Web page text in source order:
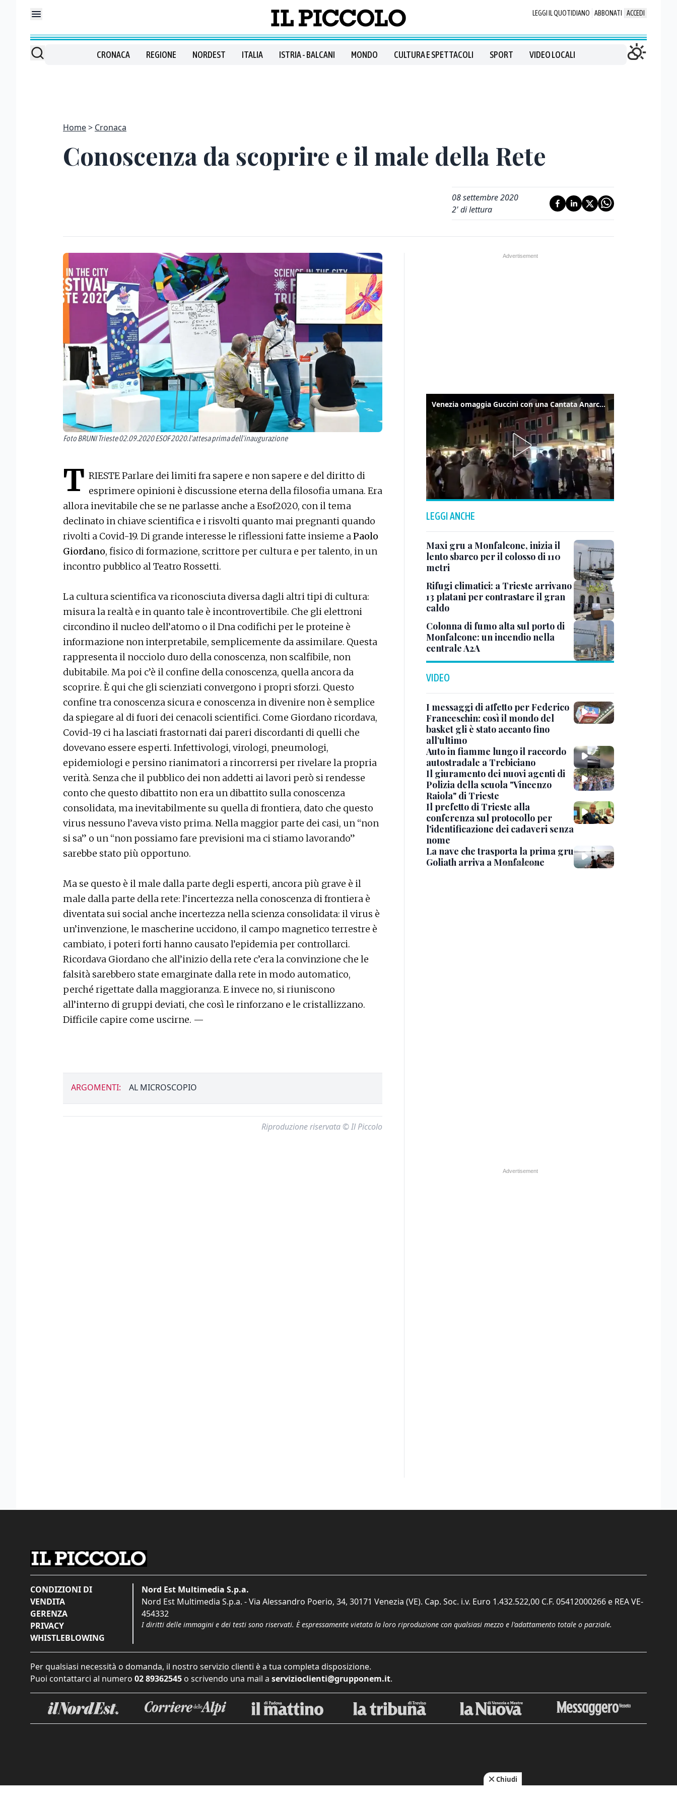
LEGGI IL QUOTIDIANO ABBONATI ACCEDI
CRONACA REGIONE NORDEST ITALIA ISTRIA - BALCANI MONDO CULTURA E SPETTACOLI SPORT VIDEO LOCALI
Home Cronaca
Conoscenza da scoprire e il male della Rete
08 settembre 2020
2' di lettura
Foto BRUNI Trieste 02.09.2020 ESOF 2020.l'attesa prima dell'inaugurazione
T RIESTE Parlare dei limiti fra sapere e non sapere e del diritto di
esprimere opinioni è discussione eterna della filosofia umana. Era
allora inevitabile che se ne parlasse anche a Esof2020, con il tema
declinato in chiave scientifica e i risvolti quanto mai pregnanti quando
rivolti a Covid-19. Di grande interesse le riflessioni fatte insieme aPaolo
Giordano, fisico di formazione, scrittore per cultura e per talento, in un
incontro pubblico al Teatro Rossetti.
La cultura scientifica va riconosciuta diversa dagli altri tipi di cultura:
misura la realtà e in quanto tale è incontrovertibile. Che gli elettroni
circondino il nucleo dell’atomo o il Dna codifichi per le proteine è
informazione non interpretabile, semplicemente da assimilare. Questa
rappresenta il nocciolo duro della conoscenza, non scalfibile, non
dubitabile. Ma poi c’è il confine della conoscenza, quella ancora da
scoprire. È qui che gli scienziati convergono i propri sforzi. Questo
confine tra conoscenza sicura e conoscenza in divenire non è semplice
da spiegare al di fuori dei cenacoli scientifici. Come Giordano ricordava,
Covid-19 ci ha lasciati frastornati dai pareri discordanti di quelli che
dovevano essere esperti. Infettivologi, virologi, pneumologi,
epidemiologi e persino rianimatori a rincorrersi per rivelare la propria
verità. Senza che il pubblico dei non addetti ai lavori però si rendesse
conto che questo dibattito non era un dibattito sulla conoscenza
consolidata, ma inevitabilmente su quella di frontiera, dato che questo
virus nessuno l’aveva visto prima. Nella maggior parte dei casi, un “non
si sa” o un “non possiamo fare previsioni ma ci stiamo lavorando”
sarebbe stato più opportuno.
Ma se questo è il male dalla parte degli esperti, ancora più grave è il
male dalla parte della rete: l’incertezza nella conoscenza di frontiera è
diventata sui social anche incertezza nella scienza consolidata: il virus è
un’invenzione, le mascherine uccidono, il campo magnetico terrestre è
cambiato, i poteri forti hanno causato l’epidemia per controllarci.
Ricordava Giordano che all’inizio della rete c’era la convinzione che le
falsità sarebbero state emarginate dalla rete in modo automatico,
perché rigettate dalla maggioranza. E invece no, si riuniscono
all’interno di gruppi deviati, che così le rinforzano e le cristallizzano.
Difficile capire come uscirne. —
ARGOMENTI: AL MICROSCOPIO
Riproduzione riservata © Il Piccolo
Venezia omaggia Guccini con una Cantata Anarchica in campo Santa Margherita
LEGGI ANCHE
Maxi gru a Monfalcone, inizia il
lento sbarco per il colosso di 110
metri
Rifugi climatici: a Trieste arrivano
13 platani per contrastare il gran
caldo
Colonna di fumo alta sul porto di
Monfalcone: un incendio nella
centrale A2A
VIDEO
I messaggi di affetto per Federico
Franceschin: così il mondo del
basket gli è stato accanto fino
all’ultimo
Auto in fiamme lungo il raccordo
autostradale a Trebiciano
Il giuramento dei nuovi agenti di
Polizia della scuola "Vincenzo
Raiola" di Trieste
Il prefetto di Trieste alla
conferenza sul protocollo per
l'identificazione dei cadaveri senza
nome
La nave che trasporta la prima gru
Goliath arriva a Monfalcone
CONDIZIONI DI
VENDITA
GERENZA
PRIVACY
WHISTLEBLOWING
Nord Est Multimedia S.p.a.
Nord Est Multimedia S.p.a. - Via Alessandro Poerio, 34, 30171 Venezia (VE). Cap. Soc. i.v. Euro 1.432.522,00 C.F. 05412000266 e REA VE-
454332
I diritti delle immagini e dei testi sono riservati. È espressamente vietata la loro riproduzione con qualsiasi mezzo e l'adattamento totale o parziale.
Per qualsiasi necessità o domanda, il nostro servizio clienti è a tua completa disposizione.
Puoi contattarci al numero 02 89362545 o scrivendo una mail a servizioclienti@grupponem.it.
Chiudi